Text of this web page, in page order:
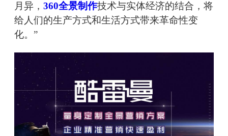
月异， 360全景制作技术与实体经济的结合，将
给人们的生产方式和生活方式带来革命性变
化。”